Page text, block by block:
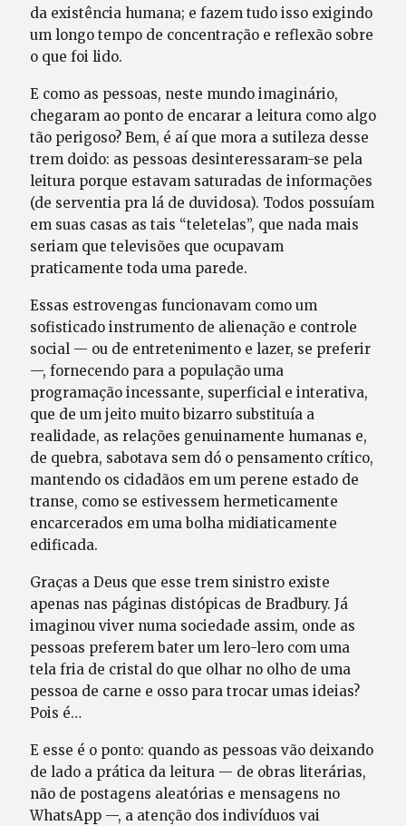
da existência humana; e fazem tudo isso exigindo
um longo tempo de concentração e reflexão sobre
o que foi lido.
E como as pessoas, neste mundo imaginário,
chegaram ao ponto de encarar a leitura como algo
tão perigoso? Bem, é aí que mora a sutileza desse
trem doido: as pessoas desinteressaram-se pela
leitura porque estavam saturadas de informações
(de serventia pra lá de duvidosa). Todos possuíam
em suas casas as tais “teletelas”, que nada mais
seriam que televisões que ocupavam
praticamente toda uma parede.
Essas estrovengas funcionavam como um
sofisticado instrumento de alienação e controle
social — ou de entretenimento e lazer, se preferir
—, fornecendo para a população uma
programação incessante, superficial e interativa,
que de um jeito muito bizarro substituía a
realidade, as relações genuinamente humanas e,
de quebra, sabotava sem dó o pensamento crítico,
mantendo os cidadãos em um perene estado de
transe, como se estivessem hermeticamente
encarcerados em uma bolha midiaticamente
edificada.
Graças a Deus que esse trem sinistro existe
apenas nas páginas distópicas de Bradbury. Já
imaginou viver numa sociedade assim, onde as
pessoas preferem bater um lero-lero com uma
tela fria de cristal do que olhar no olho de uma
pessoa de carne e osso para trocar umas ideias?
Pois é…
E esse é o ponto: quando as pessoas vão deixando
de lado a prática da leitura — de obras literárias,
não de postagens aleatórias e mensagens no
WhatsApp —, a atenção dos indivíduos vai